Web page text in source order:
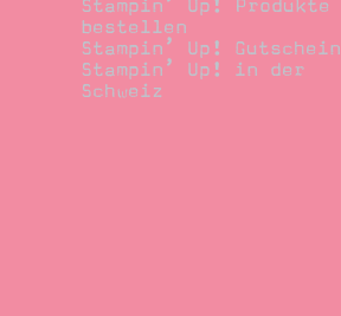
Stampin’ Up! Produkte
bestellen
Stampin’ Up! Gutschein
Stampin’ Up! in der
Schweiz